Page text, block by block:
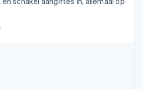
start-up